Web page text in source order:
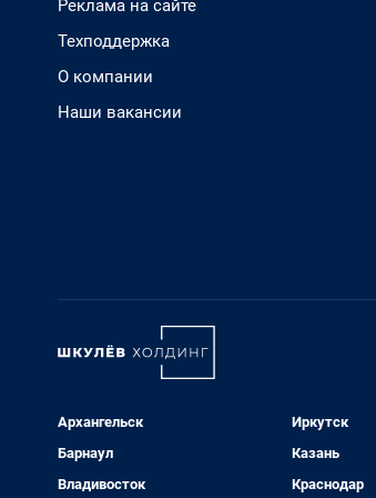
Реклама на сайте
Техподдержка
О компании
Наши вакансии
Архангельск
Барнаул
Владивосток
Иркутск
Казань
Краснодар